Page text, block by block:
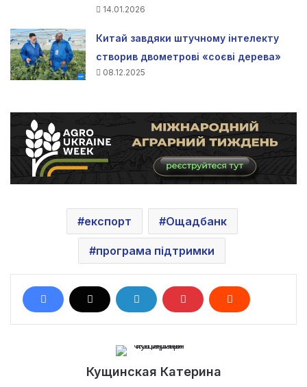
14.01.2026
Китай завдяки штучному інтелекту
створив двометрові «соєві дерева»
08.12.2025
експорт Ощадбанк
програма підтримки
Кущинская Катерина